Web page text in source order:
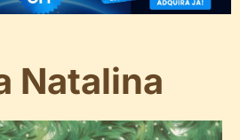
Natalina